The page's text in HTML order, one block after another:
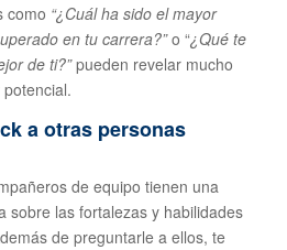
como “¿Cuál ha sido el mayor
en tu carrera?”o “¿Qué te
de ti?”pueden revelar mucho
a otras personas
de equipo tienen una
sobre las fortalezas y habilidades
de preguntarle a ellos, te